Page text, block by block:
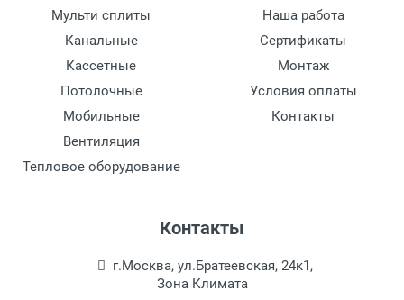
Мульти сплиты
Канальные
Кассетные
Потолочные
Мобильные
Вентиляция
Тепловое оборудование
Наша работа
Сертификаты
Монтаж
Условия оплаты
Контакты
Контакты
г.Москва, ул.Братеевская, 24к1,
Зона Климата